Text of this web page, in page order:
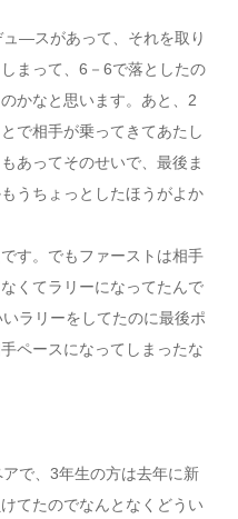
―スがあって、それを取り
まって、6－6で落としたの
かなと思います。あと、2
で相手が乗ってきてあたし
あってそのせいで、最後ま
うちょっとしたほうがよか
す。でもファーストは相手
くてラリーになってたんで
ラリーをしてたのに最後ポ
ペースになってしまったな
で、3年生の方は去年に新
てたのでなんとなくどうい